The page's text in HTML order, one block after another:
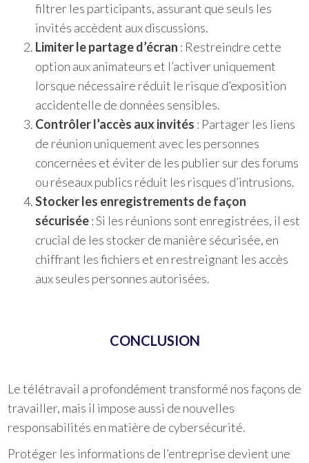
filtrer les participants, assurant que seuls les
invités accèdent aux discussions.
Limiter le partage d’écran : Restreindre cette
option aux animateurs et l’activer uniquement
lorsque nécessaire réduit le risque d’exposition
accidentelle de données sensibles.
Contrôler l’accès aux invités : Partager les liens
de réunion uniquement avec les personnes
concernées et éviter de les publier sur des forums
ou réseaux publics réduit les risques d’intrusions.
Stocker les enregistrements de façon
sécurisée: Si les réunions sont enregistrées, il est
crucial de les stocker de manière sécurisée, en
chiffrant les fichiers et en restreignant les accès
aux seules personnes autorisées.
CONCLUSION
Le télétravail a profondément transformé nos façons de
travailler, mais il impose aussi de nouvelles
responsabilités en matière de cybersécurité.
Protéger les informations de l’entreprise devient une